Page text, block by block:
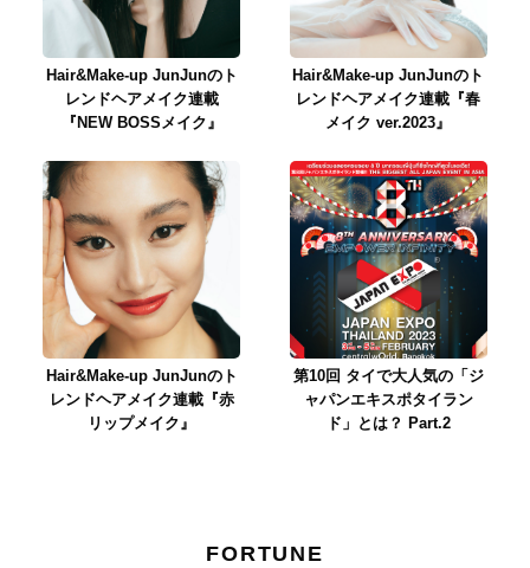
Hair&Make-up JunJunのト
レンドヘアメイク連載
『NEW BOSSメイク』
Hair&Make-up JunJunのト
レンドヘアメイク連載『春
メイク ver.2023』
Hair&Make-up JunJunのト
レンドヘアメイク連載『赤
リップメイク』
第10回 タイで大人気の「ジ
ャパンエキスポタイラン
ド」とは？ Part.2
FORTUNE